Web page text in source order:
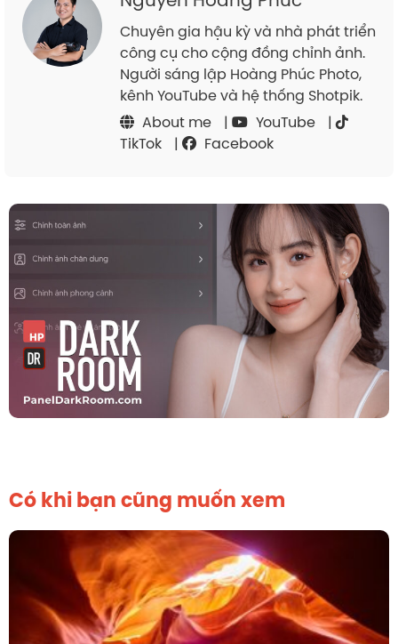
Chuyên gia hậu kỳ và nhà phát triển
công cụ cho cộng đồng chỉnh ảnh.
Người sáng lập Hoàng Phúc Photo,
kênh YouTube và hệ thống Shotpik.
About me
| YouTube
|
TikTok
| Facebook
Có khi bạn cũng muốn xem